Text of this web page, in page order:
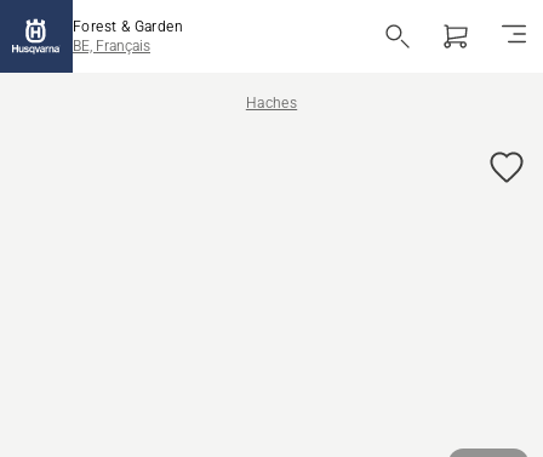
Forest & Garden
BE, Français
Haches